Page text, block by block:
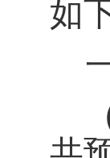
如